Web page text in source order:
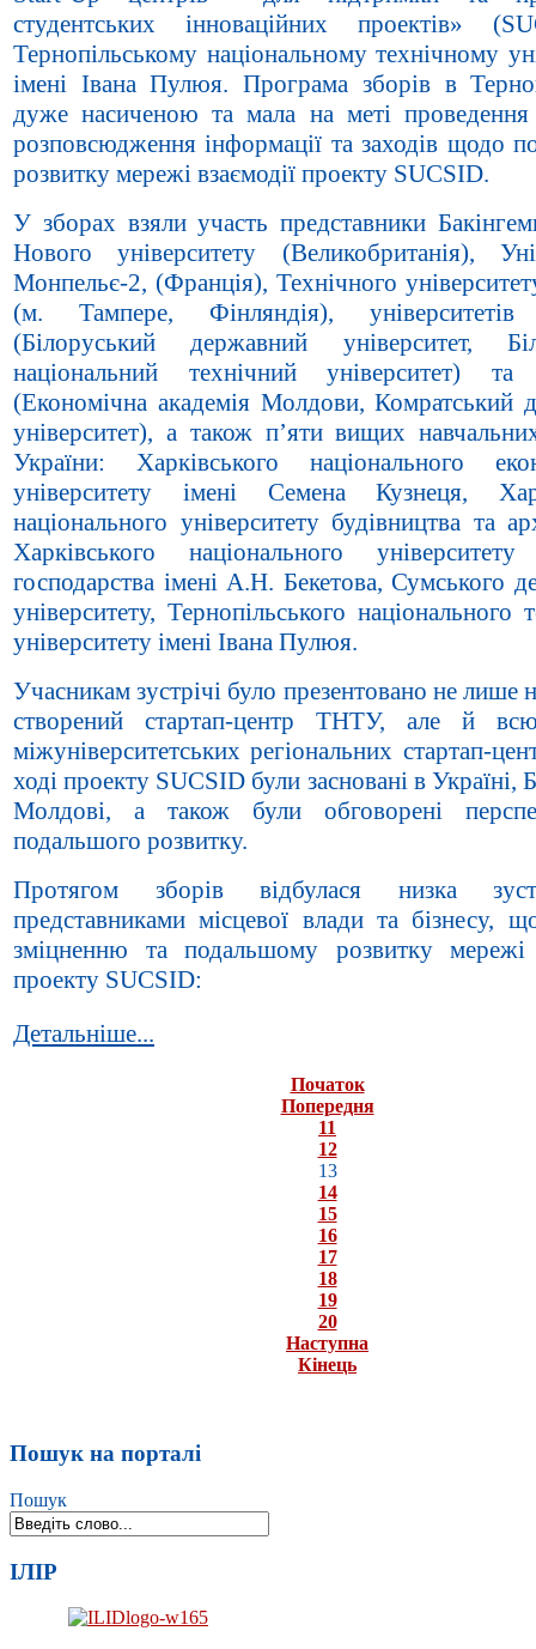
студентських інноваційних проектів»
Тернопільському національному технічному
імені Івана Пулюя. Програма зборів в
дуже насиченою та мала на меті проведення
розповсюдження інформації та заходів щодо
розвитку мережі взаємодії проекту SUCSID.
У зборах взяли участь представники
Нового університету (Великобританія),
Монпельє-2, (Франція), Технічного
(м. Тампере, Фінляндія), університетів
(Білоруський державний університет,
національний технічний університет)
(Економічна академія Молдови, Комратський
університет), а також п’яти вищих
України: Харківського національного
університету імені Семена Кузнеця,
національного університету будівництва та
Харківського національного університету
господарства імені А.Н. Бекетова, Сумського
університету, Тернопільського національного
університету імені Івана Пулюя.
Учасникам зустрічі було презентовано не лише
створений стартап-центр ТНТУ, але й
міжуніверситетських регіональних стартап-
ході проекту SUCSID були засновані в Україні,
Молдові, а також були обговорені
подальшого розвитку.
Протягом зборів відбулася низка
представниками місцевої влади та бізнесу,
зміцненню та подальшому розвитку мережі
проекту SUCSID:
Детальніше...
Початок
Попередня
11
12
13
14
15
16
17
18
19
20
Наступна
Кінець
Пошук на порталі
Пошук
ІЛІР